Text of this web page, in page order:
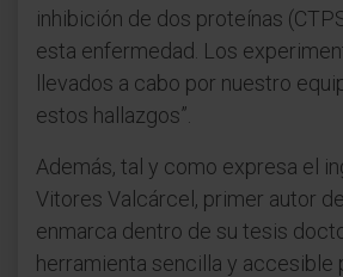
inhibición de dos proteínas
esta enfermedad. Los
llevados a cabo por nuestro
estos hallazgos”.
Además, tal y como expresa el
Vitores Valcárcel, primer autor
enmarca dentro de su tesis
herramienta sencilla y accesible